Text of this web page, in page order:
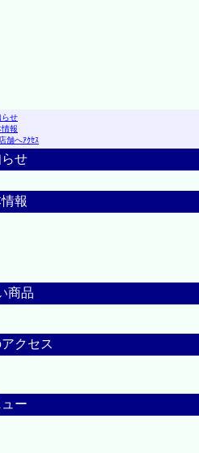
らせ
報
店舗へｱｸｾｽ
せ
報
商品
クセス
ュー